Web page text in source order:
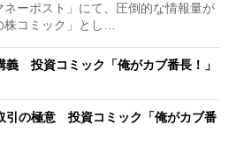
ーポスト」にて、圧倒的な情報量が
株コミック」とし…
義 投資コミック「俺がカブ番長！」
引の極意 投資コミック「俺がカブ番